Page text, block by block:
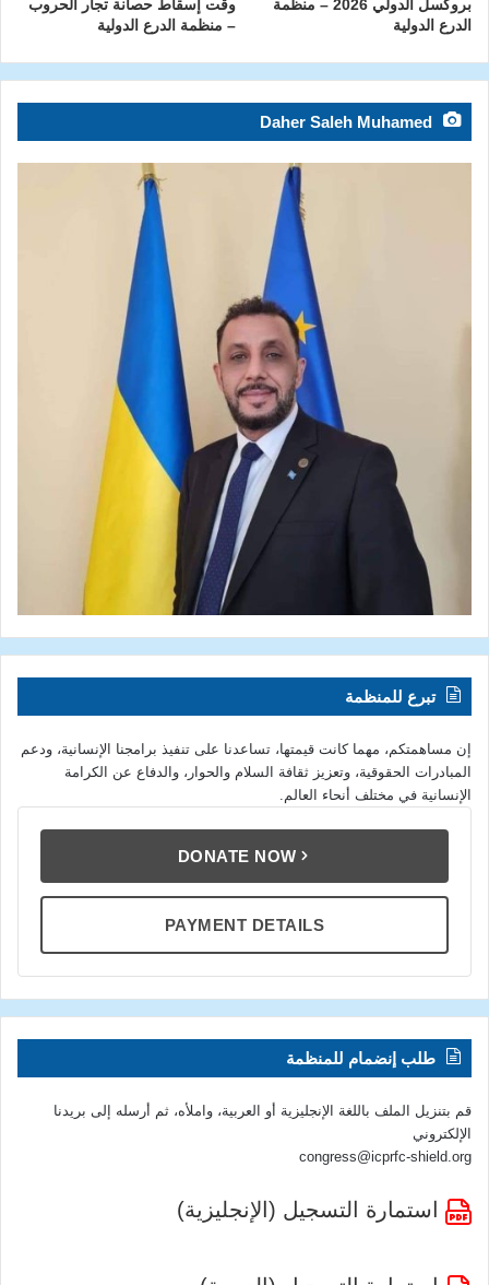
بروكسل الدولي 2026 – منظمة
الدرع الدولية
وقت إسقاط حصانة تجار الحروب
– منظمة الدرع الدولية
Daher Saleh Muhamed
تبرع للمنظمة
إن مساهمتكم، مهما كانت قيمتها، تساعدنا على تنفيذ برامجنا الإنسانية، ودعم
المبادرات الحقوقية، وتعزيز ثقافة السلام والحوار، والدفاع عن الكرامة
الإنسانية في مختلف أنحاء العالم.
DONATE NOW
PAYMENT DETAILS
طلب إنضمام للمنظمة
قم بتنزيل الملف باللغة الإنجليزية أو العربية، واملأه، ثم أرسله إلى بريدنا
الإلكتروني
congress@icprfc-shield.org
استمارة التسجيل (الإنجليزية)